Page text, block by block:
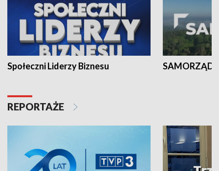
Społeczni Liderzy Biznesu SAMORZĄD
REPORTAŻE